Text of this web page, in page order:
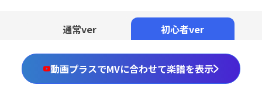
通常ver 初心者ver
動画プラスでMVに合わせて楽譜を表示